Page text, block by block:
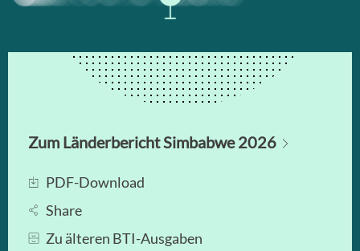
Zum Länderbericht Simbabwe 2026
PDF-Download
Share
Zu älteren BTI-Ausgaben